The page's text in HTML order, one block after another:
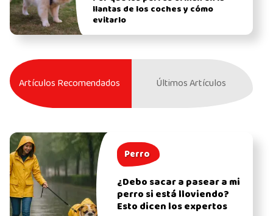
llantas de los coches y cómo
evitarlo
Artículos Recomendados Últimos Artículos
Perro
¿Debo sacar a pasear a mi
perro si está lloviendo?
Esto dicen los expertos